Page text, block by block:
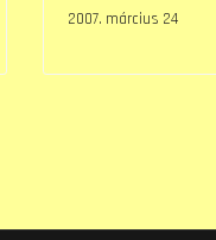
2007. március 24